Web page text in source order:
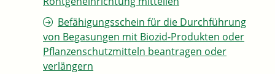
Befähigungsschein für die Durchführung
von Begasungen mit Biozid-Produkten oder
Pflanzenschutzmitteln beantragen oder
verlängern